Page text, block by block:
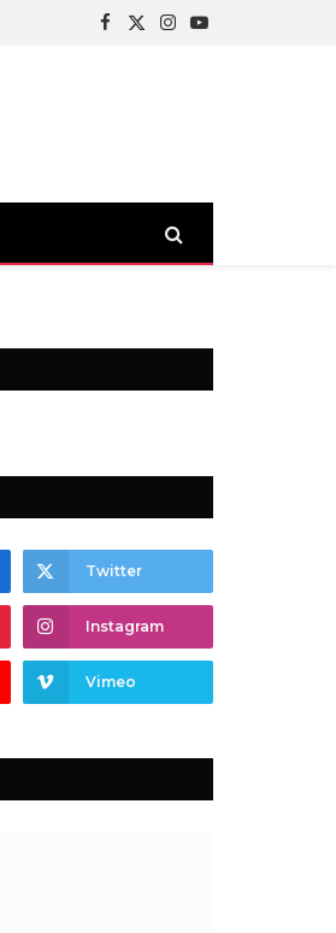
Facebook
X
Instagram
YouTube
Twitter
Instagram
Vimeo